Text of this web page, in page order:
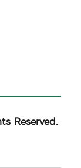
Reserved.